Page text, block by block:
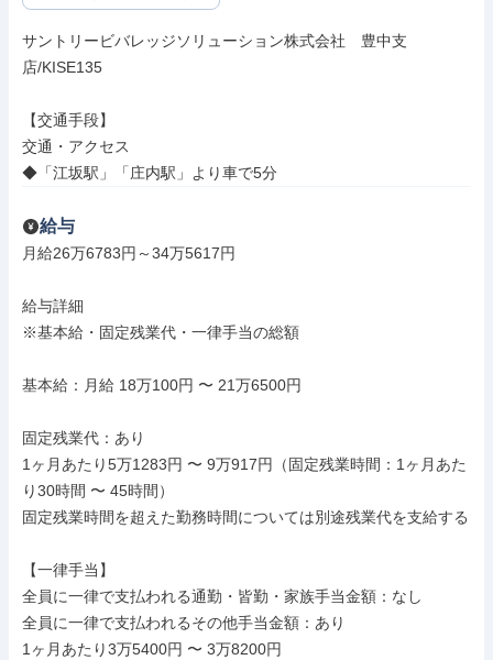
サントリービバレッジソリューション株式会社　豊中支
店/KISE135
【交通手段】
交通・アクセス
◆「江坂駅」「庄内駅」より車で5分
給与
月給26万6783円～34万5617円
給与詳細
※基本給・固定残業代・一律手当の総額
基本給：月給 18万100円 〜 21万6500円
固定残業代：あり
1ヶ月あたり5万1283円 〜 9万917円（固定残業時間：1ヶ月あた
り30時間 〜 45時間）
固定残業時間を超えた勤務時間については別途残業代を支給する
【一律手当】
全員に一律で支払われる通勤・皆勤・家族手当金額：なし
全員に一律で支払われるその他手当金額：あり
1ヶ月あたり3万5400円 〜 3万8200円